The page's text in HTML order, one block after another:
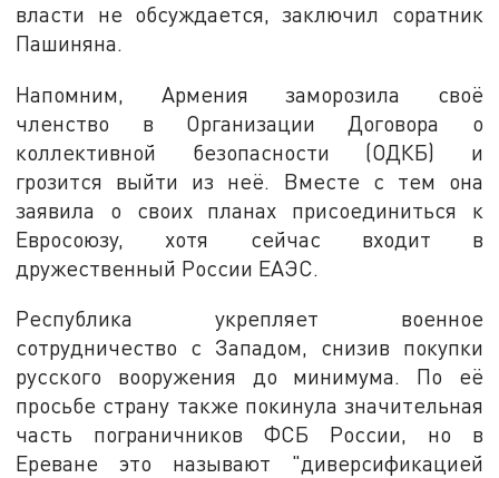
власти не обсуждается, заключил соратник
Пашиняна.
Напомним, Армения заморозила своё
членство в Организации Договора о
коллективной безопасности (ОДКБ) и
грозится выйти из неё. Вместе с тем она
заявила о своих планах присоединиться к
Евросоюзу, хотя сейчас входит в
дружественный России ЕАЭС.
Республика укрепляет военное
сотрудничество с Западом, снизив покупки
русского вооружения до минимума. По её
просьбе страну также покинула значительная
часть пограничников ФСБ России, но в
Ереване это называют "диверсификацией